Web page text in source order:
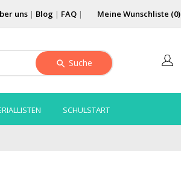
uns| Blog | FAQ| Meine Wunschliste (0)
Suche
SCHULSTART